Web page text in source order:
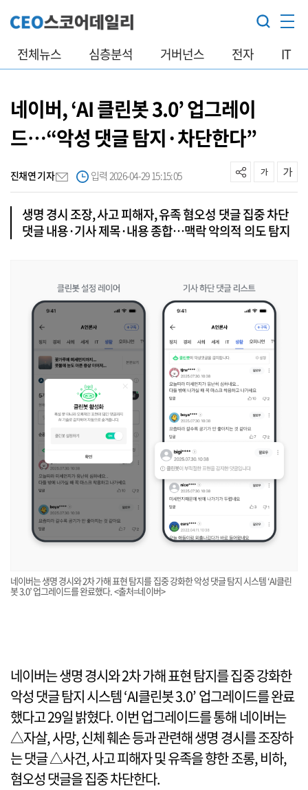
전체뉴스 심층분석 거버넌스 전자 IT
네이버, ‘AI 클린봇 3.0’ 업그레이
드…“악성 댓글 탐지·차단한다”
진채연 기자 입력 2026-04-29 15:15:05
생명 경시 조장, 사고 피해자, 유족 혐오성 댓글 집중 차단
댓글 내용·기사 제목·내용 종합…맥락 악의적 의도 탐지
네이버는 생명 경시와 2차 가해 표현 탐지를 집중 강화한 악성 댓글 탐지 시스템 ‘AI클린
봇 3.0’ 업그레이드를 완료했다. <출처=네이버>
네이버는 생명 경시와 2차 가해 표현 탐지를 집중 강화한
악성 댓글 탐지 시스템 ‘AI클린봇 3.0’ 업그레이드를 완료
했다고 29일 밝혔다. 이번 업그레이드를 통해 네이버는
△자살, 사망, 신체 훼손 등과 관련해 생명 경시를 조장하
는 댓글 △사건, 사고 피해자 및 유족을 향한 조롱, 비하,
혐오성 댓글을 집중 차단한다.